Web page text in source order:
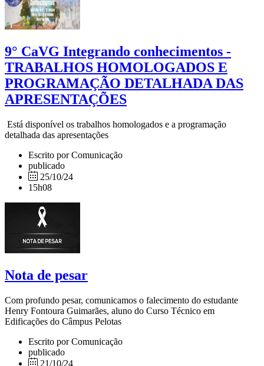
9° CaVG Integrando conhecimentos -
TRABALHOS HOMOLOGADOS E
PROGRAMAÇÃO DETALHADA DAS
APRESENTAÇÕES
Está disponível os trabalhos homologados e a programação
detalhada das apresentações
Escrito por Comunicação
publicado
25/10/24
15h08
Nota de pesar
Com profundo pesar, comunicamos o falecimento do estudante
Henry Fontoura Guimarães, aluno do Curso Técnico em
Edificações do Câmpus Pelotas
Escrito por Comunicação
publicado
21/10/24